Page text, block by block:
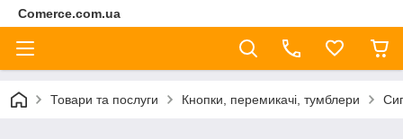
Comerce.com.ua
Товари та послуги Кнопки, перемикачі, тумблери